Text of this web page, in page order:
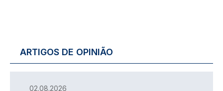
ARTIGOS DE OPINIÃO
02.08.2026